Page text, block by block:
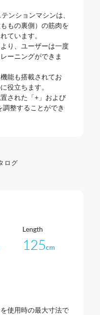
ンションマシンは、
もの裏側）の筋肉を
ています。
り、ユーザーは一度
ーニングができま
能も搭載されてお
役立ちます。
された「+」および
調整することができ
ログ
Length
125cm
使用時の最大寸法で